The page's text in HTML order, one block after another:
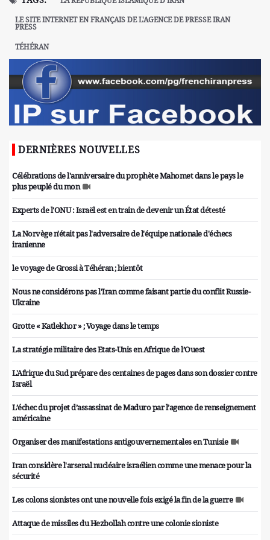
LE SITE INTERNET EN FRANÇAIS DE L'AGENCE DE PRESSE IRAN
PRESS
TÉHÉRAN
DERNIÈRES NOUVELLES
Célébrations de l'anniversaire du prophète Mahomet dans le pays le
plus peuplé du mon
Experts de l'ONU : Israël est en train de devenir un État détesté
La Norvège n'était pas l'adversaire de l'équipe nationale d'échecs
iranienne
le voyage de Grossi à Téhéran ; bientôt
Nous ne considérons pas l'Iran comme faisant partie du conflit Russie-
Ukraine
Grotte « Katlekhor » ; Voyage dans le temps
La stratégie militaire des Etats-Unis en Afrique de l’Ouest
L'Afrique du Sud prépare des centaines de pages dans son dossier contre
Israël
L’échec du projet d’assassinat de Maduro par l’agence de renseignement
américaine
Organiser des manifestations antigouvernementales en Tunisie
Iran considère l'arsenal nucléaire israélien comme une menace pour la
sécurité
Les colons sionistes ont une nouvelle fois exigé la fin de la guerre
Attaque de missiles du Hezbollah contre une colonie sioniste